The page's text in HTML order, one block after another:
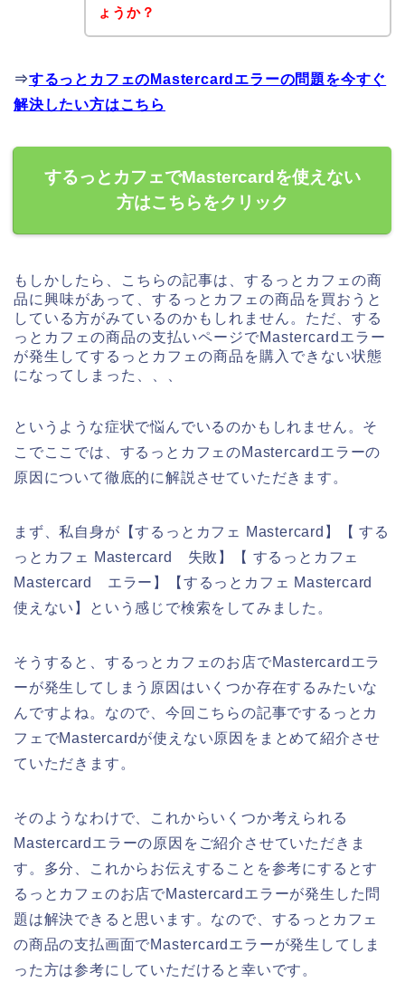
ょうか？
⇒するっとカフェのMastercardエラーの問題を今すぐ
解決したい方はこちら
するっとカフェでMastercardを使えない
方はこちらをクリック
もしかしたら、こちらの記事は、するっとカフェの商
品に興味があって、するっとカフェの商品を買おうと
している方がみているのかもしれません。ただ、する
っとカフェの商品の支払いページでMastercardエラー
が発生してするっとカフェの商品を購入できない状態
になってしまった、、、
というような症状で悩んでいるのかもしれません。そ
こでここでは、するっとカフェのMastercardエラーの
原因について徹底的に解説させていただきます。
まず、私自身が【するっとカフェ Mastercard】【 する
っとカフェ Mastercard 失敗】【 するっとカフェ
Mastercard エラー】【するっとカフェ Mastercard
使えない】という感じで検索をしてみました。
そうすると、するっとカフェのお店でMastercardエラ
ーが発生してしまう原因はいくつか存在するみたいな
んですよね。なので、今回こちらの記事でするっとカ
フェでMastercardが使えない原因をまとめて紹介させ
ていただきます。
そのようなわけで、これからいくつか考えられる
Mastercardエラーの原因をご紹介させていただきま
す。多分、これからお伝えすることを参考にするとす
るっとカフェのお店でMastercardエラーが発生した問
題は解決できると思います。なので、するっとカフェ
の商品の支払画面でMastercardエラーが発生してしま
った方は参考にしていただけると幸いです。